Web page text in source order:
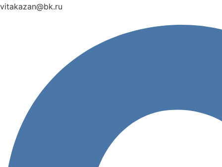
vitakazan@bk.ru